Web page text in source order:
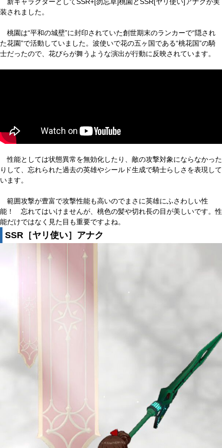
装されました。
桃園は“平和の城壁”に封印されていた創世期末のランカーで“隠され
た花園”で活動していました。波使いで花の五ヶ国である“桃花国”の騎
士だったので、花びらが舞うような演出が行動に反映されています。
性能としては状態異常を無効化したり、敵の攻撃対象にならなかった
りして、忘れられた過去の英雄やシールド生成で騎士らしさを表現して
います。
範囲攻撃が豊富で攻撃性能も高いのでまさに英雄にふさわしい性
能！ 忘れてはいけませんが、桃色の髪や切れ長の目が美しいです。性
能だけではなく見た目も重要ですよね。
SSR［ヤリ使い］アナク